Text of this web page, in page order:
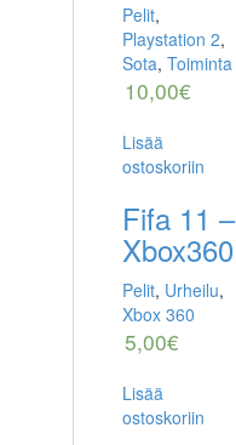
Pelit,
Playstation 2,
Sota, Toiminta
10,00€
Lisää
ostoskoriin
Fifa 11 –
Xbox360
Pelit, Urheilu,
Xbox 360
5,00€
Lisää
ostoskoriin